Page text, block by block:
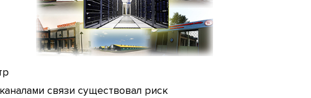
связи существовал риск